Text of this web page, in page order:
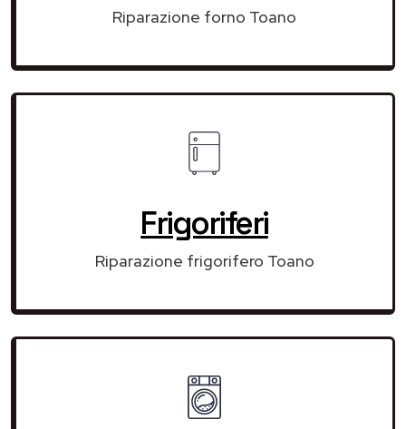
Riparazione forno Toano
Frigoriferi
Riparazione frigorifero Toano